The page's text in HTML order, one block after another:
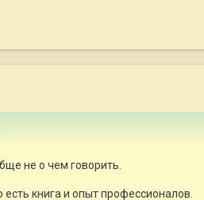
не о чем говорить.
книга и опыт профессионалов.